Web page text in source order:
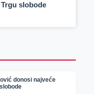
slobode
donosi najveće